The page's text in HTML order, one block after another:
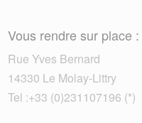
Vous rendre sur place :
Rue Yves Bernard
14330 Le Molay-Littry
Tel :+33 (0)231107196 (*)